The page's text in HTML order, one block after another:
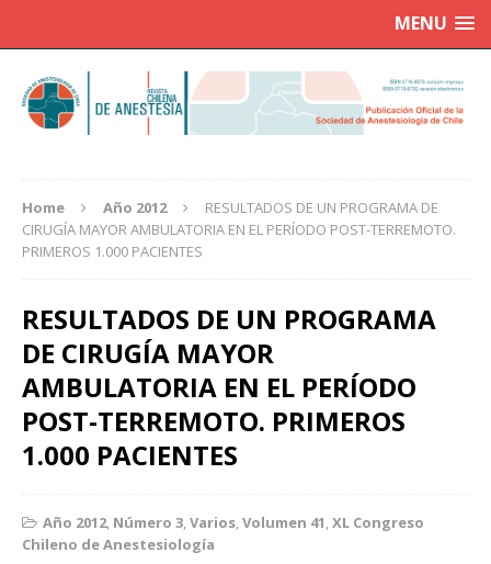
MENU
Home Año 2012
RESULTADOS DE UN PROGRAMA DE
CIRUGÍA MAYOR AMBULATORIA EN EL PERÍODO POST-TERREMOTO.
PRIMEROS 1.000 PACIENTES
RESULTADOS DE UN PROGRAMA
DE CIRUGÍA MAYOR
AMBULATORIA EN EL PERÍODO
POST-TERREMOTO. PRIMEROS
1.000 PACIENTES
Año 2012, Número 3,Varios,Volumen 41,XL Congreso
Chileno de Anestesiología